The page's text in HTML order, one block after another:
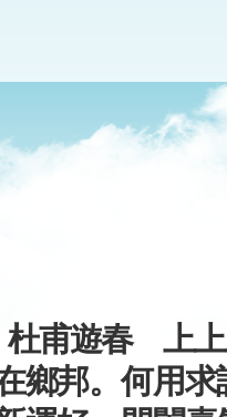
甫遊春 上上
鄉邦。何用求